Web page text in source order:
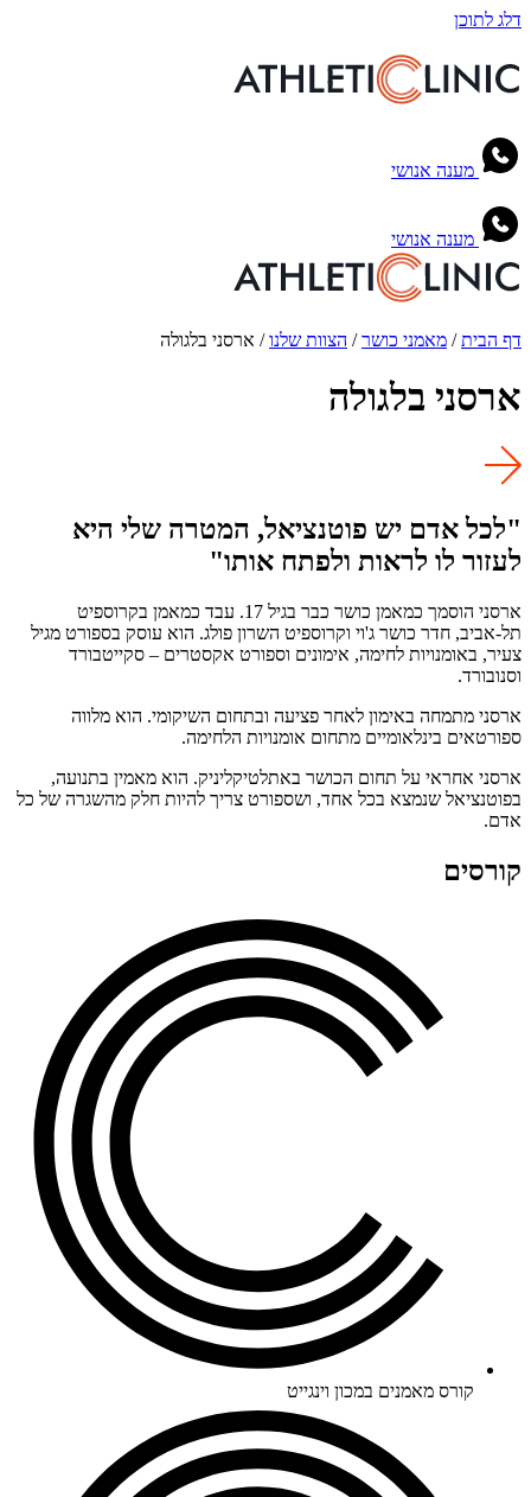
דלג לתוכן
מענה אנושי
מענה אנושי
דף הבית/ מאמני כושר/ הצוות שלנו/ ארסני בלגולה
ארסני בלגולה
"לכל אדם יש פוטנציאל, המטרה שלי היא
לעזור לו לראות ולפתח אותו"
ארסני הוסמך כמאמן כושר כבר בגיל 17. עבד כמאמן בקרוספיט
תל-אביב, חדר כושר ג'וי וקרוספיט השרון פולג. הוא עוסק בספורט מגיל
צעיר, באומנויות לחימה, אימונים וספורט אקסטרים – סקייטבורד
וסנובורד.
ארסני מתמחה באימון לאחר פציעה ובתחום השיקומי. הוא מלווה
ספורטאים בינלאומיים מתחום אומנויות הלחימה.
ארסני אחראי על תחום הכושר באתלטיקליניק. הוא מאמין בתנועה,
בפוטנציאל שנמצא בכל אחד, ושספורט צריך להיות חלק מהשגרה של כל
אדם.
קורסים
קורס מאמנים במכון וינגייט